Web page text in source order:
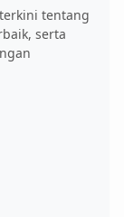
tentang
serta